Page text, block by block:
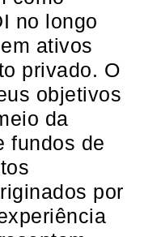
no longo
ativos
privado. O
objetivos
da
fundos de
por